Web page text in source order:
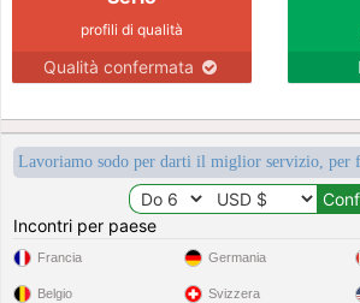
profili di qualità
Qualità confermata
Lavoriamo sodo per darti il miglior servizio, per
Incontri per paese
Francia
Belgio
Germania
Svizzera